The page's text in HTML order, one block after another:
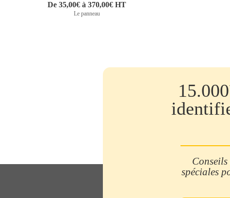
De 35,00€ à 370,00€ HT
Le panneau
15.000
spéciales